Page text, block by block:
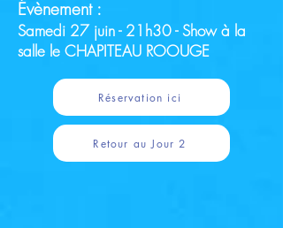
Évènement :
Samedi 27 juin - 21h30 - Show à la
salle le CHAPITEAU ROOUGE
Réservation ici
Retour au Jour 2